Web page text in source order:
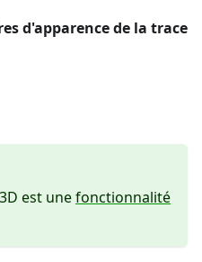
d'apparence de la trace
est unefonctionnalité